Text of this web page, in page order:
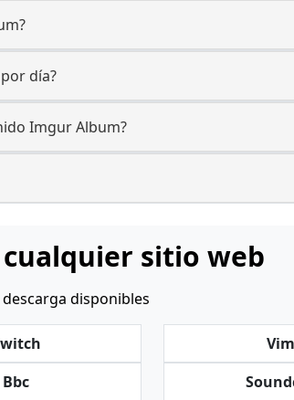
día?
Imgur Album?
sitio web
disponibles
Bbc